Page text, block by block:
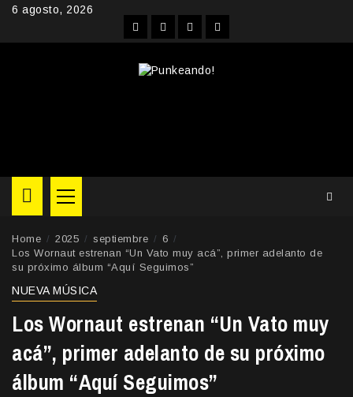
Skip6 agosto, 2026
FacebookInstagram
YouTubeTwitter
Primary
Menu
Home 2025 septiembre
6
Los Wornaut estrenan “Un Vato muy acá”, primer adelanto de
su próximo álbum “Aquí Seguimos”
NUEVA MÚSICA
Los Wornaut estrenan “Un Vato muy
acá”, primer adelanto de su próximo
álbum “Aquí Seguimos”